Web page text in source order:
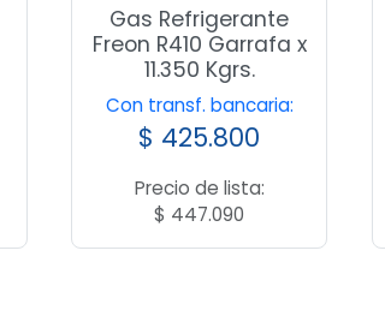
Gas Refrigerante
Freon R410 Garrafa x
11.350 Kgrs.
Con transf. bancaria:
$ 425.800
Precio de lista:
$ 447.090